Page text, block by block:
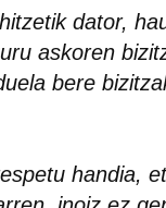
dator,
askoren
bere
handia,